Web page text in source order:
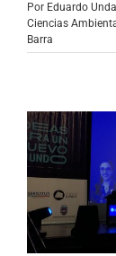
Por Eduardo Unda
Ciencias
Barra